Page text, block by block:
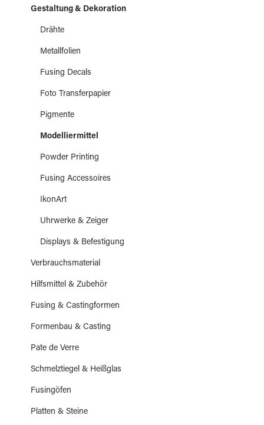
Gestaltung & Dekoration
Drähte
Metallfolien
Fusing Decals
Foto Transferpapier
Pigmente
Modelliermittel
Powder Printing
Fusing Accessoires
IkonArt
Uhrwerke & Zeiger
Displays & Befestigung
Verbrauchsmaterial
Hilfsmittel & Zubehör
Fusing & Castingformen
Formenbau & Casting
Pate de Verre
Schmelztiegel & Heißglas
Fusingöfen
Platten & Steine